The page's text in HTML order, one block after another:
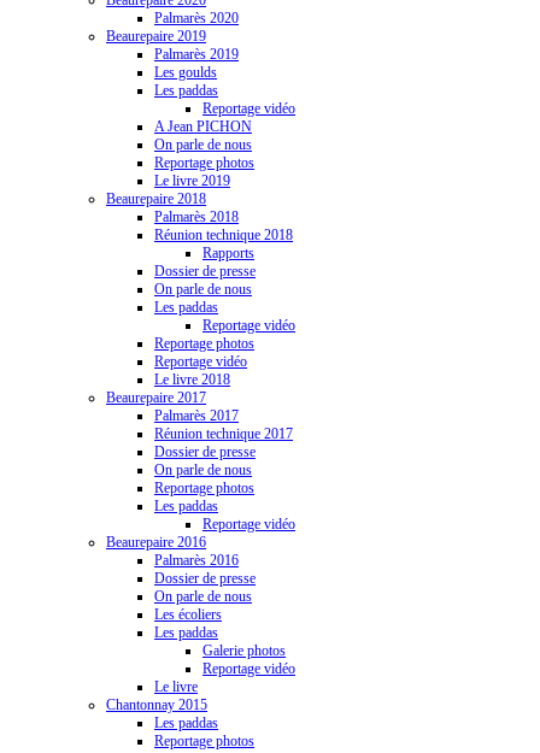
Palmarès 2020
Beaurepaire 2019
Palmarès 2019
Les goulds
Les paddas
Reportage vidéo
A Jean PICHON
On parle de nous
Reportage photos
Le livre 2019
Beaurepaire 2018
Palmarès 2018
Réunion technique 2018
Rapports
Dossier de presse
On parle de nous
Les paddas
Reportage vidéo
Reportage photos
Reportage vidéo
Le livre 2018
Beaurepaire 2017
Palmarès 2017
Réunion technique 2017
Dossier de presse
On parle de nous
Reportage photos
Les paddas
Reportage vidéo
Beaurepaire 2016
Palmarès 2016
Dossier de presse
On parle de nous
Les écoliers
Les paddas
Galerie photos
Reportage vidéo
Le livre
Chantonnay 2015
Les paddas
Reportage photos